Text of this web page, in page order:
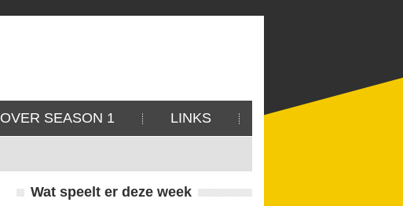
OVER SEASON 1 LINKS
Wat speelt er deze week